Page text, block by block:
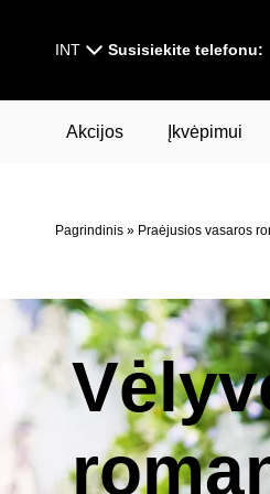
INT Susisiekite telefonu:
Akcijos Įkvėpimui
Pagrindinis » Praėjusios vasaros